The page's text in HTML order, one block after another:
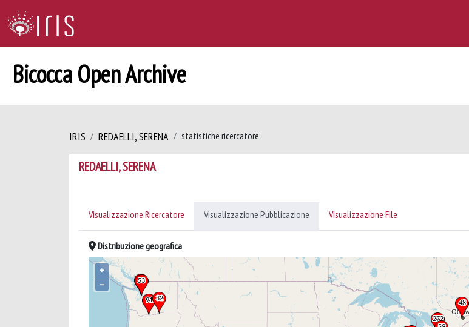
Bicocca Open Archive
IRIS REDAELLI, SERENA statistiche ricercatore
REDAELLI, SERENA
Visualizzazione Ricercatore Visualizzazione Pubblicazione Visualizzazione File
Distribuzione geografica
+
–